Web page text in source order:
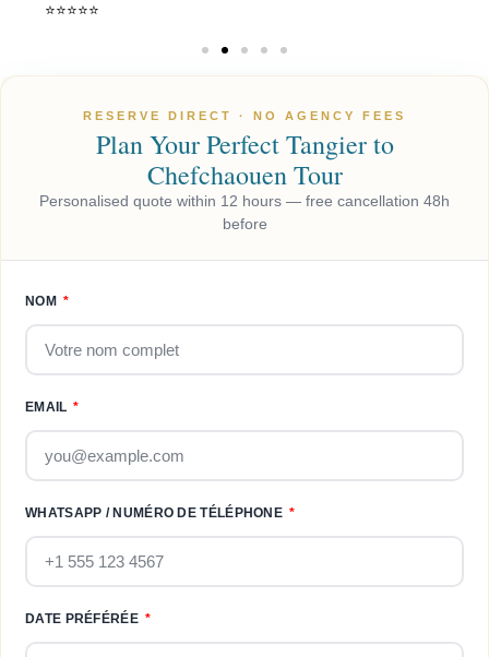
⭐️⭐️⭐️⭐️⭐️
RESERVE DIRECT · NO AGENCY FEES
Plan Your Perfect Tangier to
Chefchaouen Tour
Personalised quote within 12 hours — free cancellation 48h
before
NOM
EMAIL
WHATSAPP / NUMÉRO DE TÉLÉPHONE
DATE PRÉFÉRÉE